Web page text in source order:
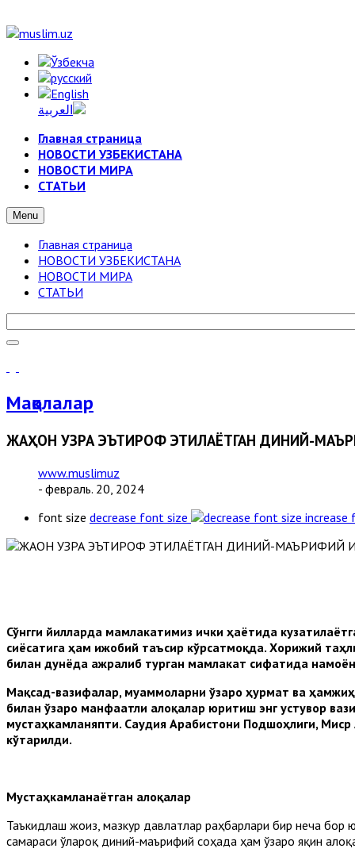
Главная страница
НОВОСТИ УЗБЕКИСТАНА
НОВОСТИ МИРА
СТАТЬИ
Menu
Главная страница
НОВОСТИ УЗБЕКИСТАНА
НОВОСТИ МИРА
СТАТЬИ
Мақолалар
ЖАҲОН УЗРА ЭЪТИРОФ ЭТИЛАЁТГАН ДИНИЙ-
www.muslimuz
- февраль. 20, 2024
font size decrease font size increase
Сўнгги йилларда мамлакатимиз ички ҳаётида
сиёсатига ҳам ижобий таъсир кўрсатмоқда. Хорижий
билан дунёда ажралиб турган мамлакат сифатида
Мақсад-вазифалар, муаммоларни ўзаро ҳурмат ва
билан ўзаро манфаатли алоқалар юритиш энг устувор
мустаҳкамланяпти. Саудия Арабистони Подшоҳлиги,
кўтарилди.
Мустаҳкамланаётган алоқалар
Таъкидлаш жоиз, мазкур давлатлар раҳбарлари бир неча
самараси ўлароқ диний-маърифий соҳада ҳам ўзаро яқин